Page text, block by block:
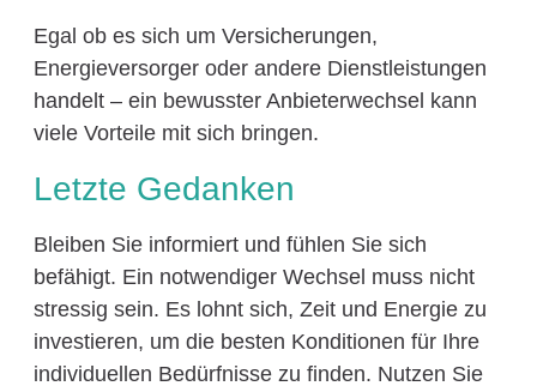
Egal ob es sich um Versicherungen,
Energieversorger oder andere Dienstleistungen
handelt – ein bewusster Anbieterwechsel kann
viele Vorteile mit sich bringen.
Letzte Gedanken
Bleiben Sie informiert und fühlen Sie sich
befähigt. Ein notwendiger Wechsel muss nicht
stressig sein. Es lohnt sich, Zeit und Energie zu
investieren, um die besten Konditionen für Ihre
individuellen Bedürfnisse zu finden. Nutzen Sie